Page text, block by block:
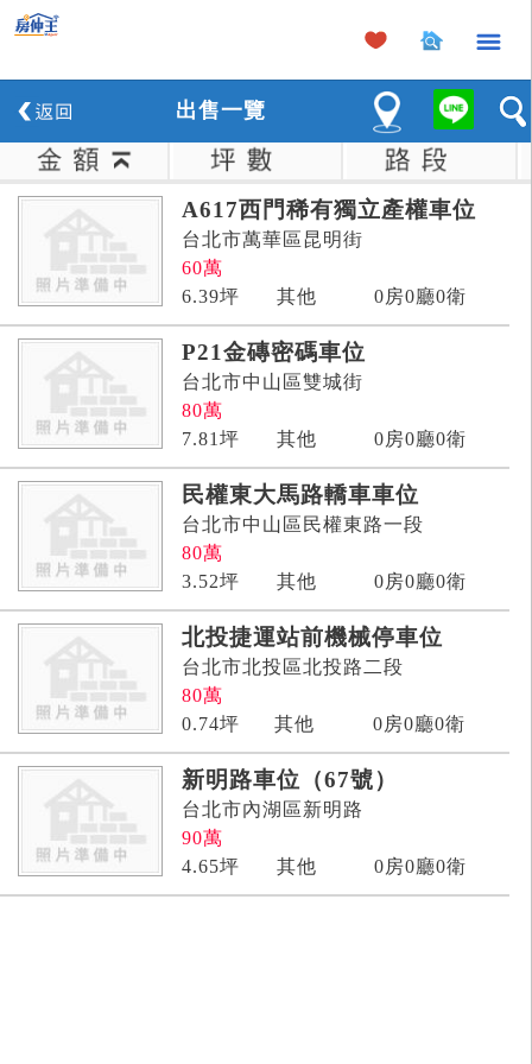
×
出售一覽
A617西門稀有獨立產權車位
台北市萬華區昆明街
60萬
6.39坪 其他 0房0廳0衛
P21金磚密碼車位
台北市中山區雙城街
80萬
7.81 坪 其他 0房0廳0衛
民權東大馬路轎車車位
台北市中山區民權東路一段
80萬
3.52坪 其他 0房0廳0衛
北投捷運站前機械停車位
台北市北投區北投路二段
80萬
0.74坪 其他 0房0廳0衛
新明路車位（67號）
台北市內湖區新明路
90萬
4.65坪 其他 0房0廳0衛